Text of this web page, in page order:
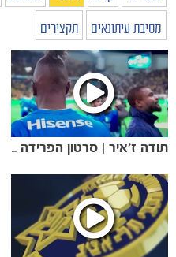
מסיבת עיתונאים
תקצירים
תודה ז'איר | סרטון הפרידה מאמאדור